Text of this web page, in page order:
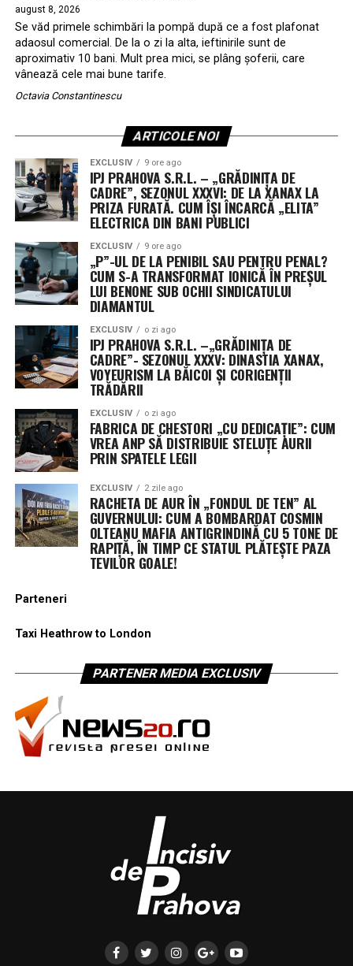
august 8, 2026
Se văd primele schimbări la pompă după ce a fost plafonat
adaosul comercial. De la o zi la alta, ieftinirile sunt de
aproximativ 10 bani. Mult prea mici, se plâng şoferii, care
vânează cele mai bune tarife.
Octavia Constantinescu
ARTICOLE NOI
EXCLUSIV 9 ore ago
IPJ PRAHOVA S.R.L. – „GRĂDINIȚA DE
CADRE”, SEZONUL XXXVI: DE LA XANAX LA
PRIZA FURATĂ. CUM ÎȘI ÎNCARCĂ „ELITA”
ELECTRICA DIN BANI PUBLICI
EXCLUSIV 9 ore ago
„P”-UL DE LA PENIBIL SAU PENTRU PENAL?
CUM S-A TRANSFORMAT IONICĂ ÎN PREȘUL
LUI BENONE SUB OCHII SINDICATULUI
DIAMANTUL
EXCLUSIV o zi ago
IPJ PRAHOVA S.R.L. –„GRĂDINIȚA DE
CADRE”- SEZONUL XXXV: DINASTIA XANAX,
VOYEURISM LA BĂICOI ȘI CORIGENȚII
TRĂDĂRII
EXCLUSIV o zi ago
FABRICA DE CHESTORI „CU DEDICAȚIE”: CUM
VREA ANP SĂ DISTRIBUIE STELUȚE AURII
PRIN SPATELE LEGII
EXCLUSIV 2 zile ago
RACHETA DE AUR ÎN „FONDUL DE TEN” AL
GUVERNULUI: CUM A BOMBARDAT COSMIN
OLTEANU MAFIA ANTIGRINDINĂ CU 5 TONE DE
RAPIȚĂ, ÎN TIMP CE STATUL PLĂTEȘTE PAZA
TEVILOR GOALE!
Parteneri
Taxi Heathrow to London
PARTENER MEDIA EXCLUSIV